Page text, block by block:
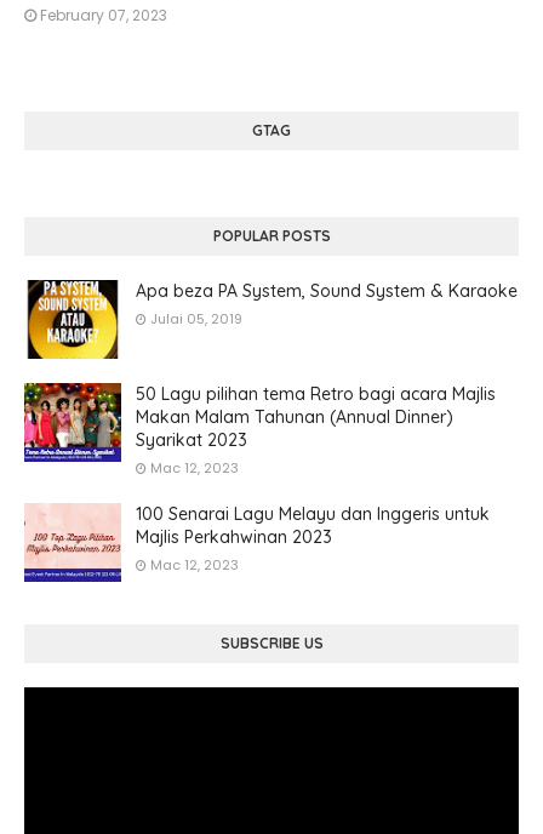
February 07, 2023
GTAG
POPULAR POSTS
Apa beza PA System, Sound System & Karaoke
Julai 05, 2019
50 Lagu pilihan tema Retro bagi acara Majlis
Makan Malam Tahunan (Annual Dinner)
Syarikat 2023
Mac 12, 2023
100 Senarai Lagu Melayu dan Inggeris untuk
Majlis Perkahwinan 2023
Mac 12, 2023
SUBSCRIBE US